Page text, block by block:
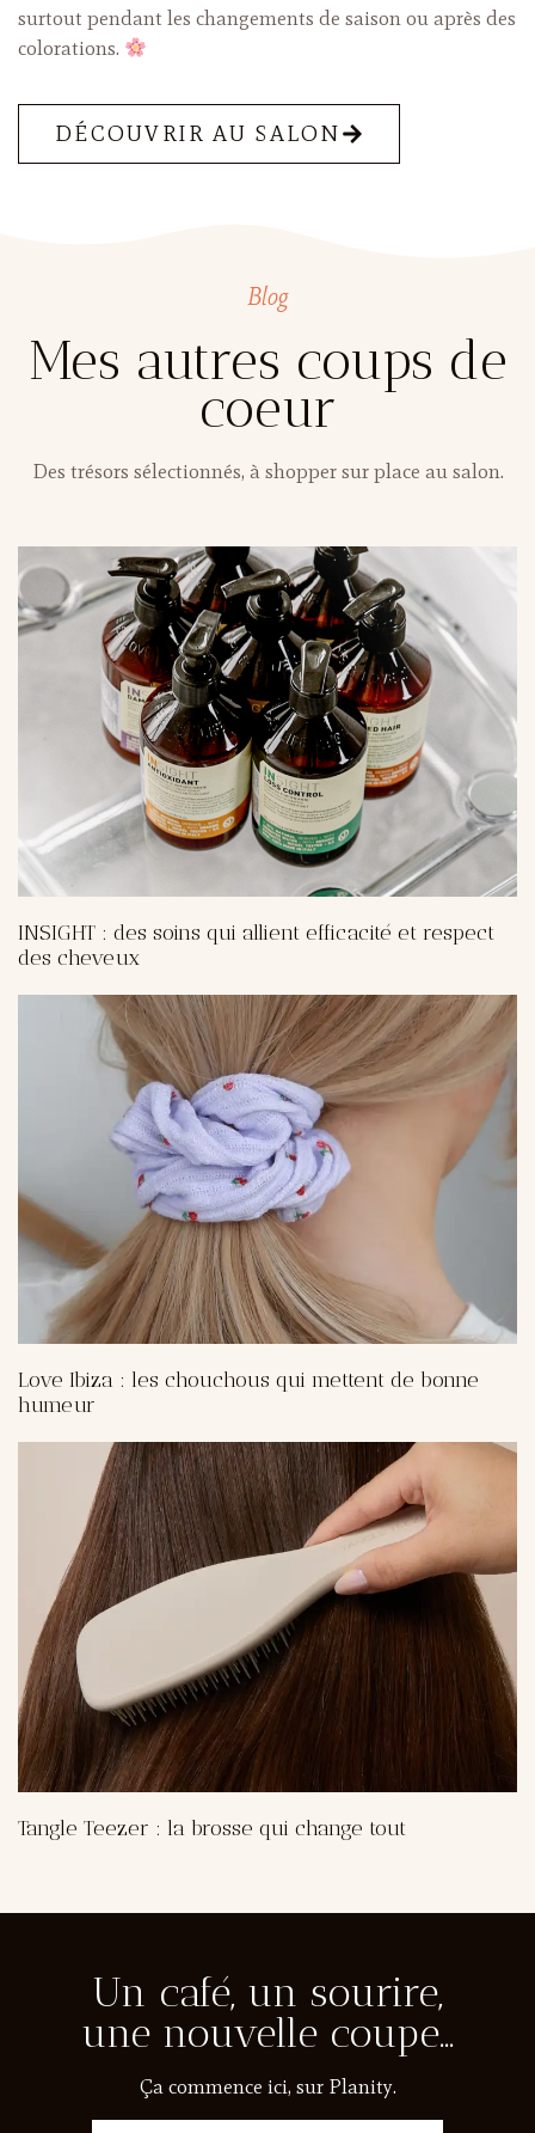
surtout pendant les changements de saison ou après des
colorations.
DÉCOUVRIR AU SALON
Blog
Mes autres coups de
coeur
Des trésors sélectionnés, à shopper sur place au salon.
INSIGHT : des soins qui allient efficacité et respect
des cheveux
Love Ibiza : les chouchous qui mettent de bonne
humeur
Tangle Teezer : la brosse qui change tout
Un café, un sourire,
une nouvelle coupe…
Ça commence ici, sur Planity.